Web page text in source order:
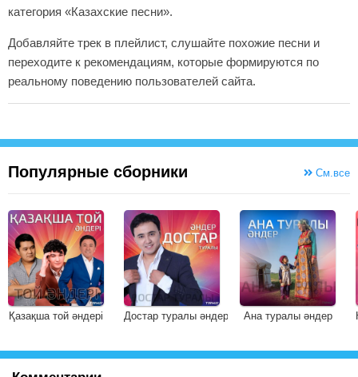
категория «Казахские песни».
Добавляйте трек в плейлист, слушайте похожие песни и
переходите к рекомендациям, которые формируются по
реальному поведению пользователей сайта.
Популярные сборники См.все
Қазақша той әндері Достар туралы әндер Ана туралы әндер